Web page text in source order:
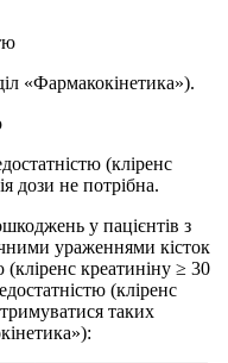
«Фармакокінетика»).
(кліренс
дози не потрібна.
у пацієнтів з
ураженнями кісток
креатиніну ≥ 30
(кліренс
таких